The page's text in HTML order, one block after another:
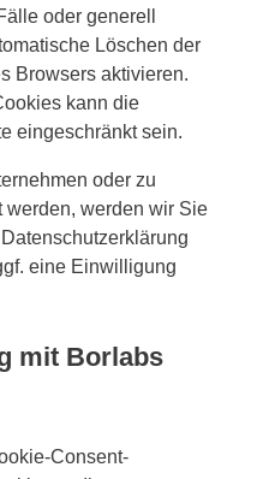
oder generell
Löschen der
Browsers aktivieren.
kann die
eingeschränkt sein.
oder zu
werden wir Sie
eine Einwilligung
mit Borlabs
Consent-